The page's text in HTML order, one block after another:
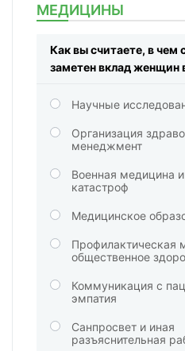
МЕДИЦИНЫ
Как вы считаете, в чем
заметен вклад женщин
Научные
Организация
менеджмент
Военная медицина
катастроф
Медицинское
Профилактическая
общественное
Коммуникация с
эмпатия
Санпросвет и иная
разъяснительная